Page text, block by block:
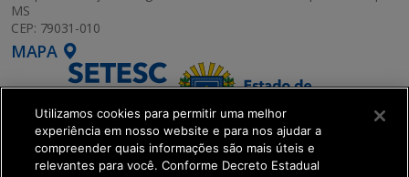
MS
CEP: 79031-010
MAPA
Utilizamos cookies para permitir uma melhor
experiência em nosso website e para nos ajudar a
compreender quais informações são mais úteis e
relevantes para você. Conforme Decreto Estadual